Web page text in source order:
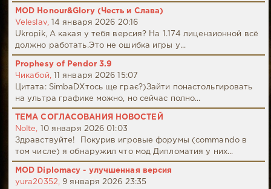
MOD Honour&Glory (Честь и Слава)
Veleslav,
14 января 2026 20:16
Ukropik, А какая у тебя версия? На 1.174 лицензионной всё
должно работать.Это не ошибка игры у...
Prophesy of Pendor 3.9
Чикабой,
11 января 2026 15:07
Цитата: SimbaDХтось ще грає?)Зайти понастольгировать
на ультра графике можно, но сейчас полно...
ТЕМА СОГЛАСОВАНИЯ НОВОСТЕЙ
Nolte,
10 января 2026 01:03
Здравствуйте! Покурив игровые форумы (commando в
том числе) я обнаружил что мод Дипломатия у них...
MOD Diplomacy - улучшенная версия
yura20352,
9 января 2026 23:35